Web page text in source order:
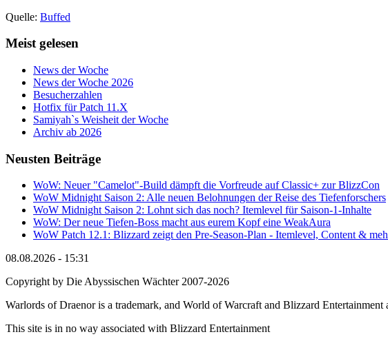
Quelle: Buffed
Meist gelesen
News der Woche
News der Woche 2026
Besucherzahlen
Hotfix für Patch 11.X
Samiyah`s Weisheit der Woche
Archiv ab 2026
Neusten Beiträge
WoW: Neuer "Camelot"-Build dämpft die Vorfreude auf Classic+ zur BlizzCon
WoW Midnight Saison 2: Alle neuen Belohnungen der Reise des Tiefenforschers
WoW Midnight Saison 2: Lohnt sich das noch? Itemlevel für Saison-1-Inhalte
WoW: Der neue Tiefen-Boss macht aus eurem Kopf eine WeakAura
WoW Patch 12.1: Blizzard zeigt den Pre-Season-Plan - Itemlevel, Content &
08.08.2026 - 15:31
Copyright by Die Abyssischen Wächter 2007-2026
Warlords of Draenor is a trademark, and World of Warcraft and Blizzard
This site is in no way associated with Blizzard Entertainment